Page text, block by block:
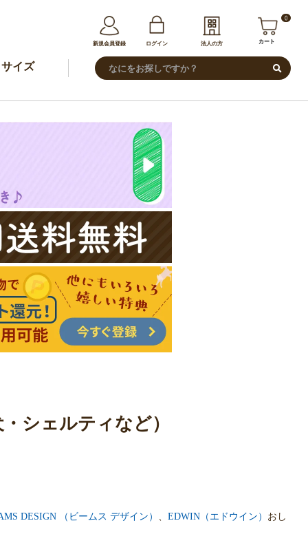
新規会員登録 ログイン 法人の方
0
カート
サイズ
シェルティなど）
DESIGN （ビームス デザイン） 、 EDWIN（エドウイン） おし